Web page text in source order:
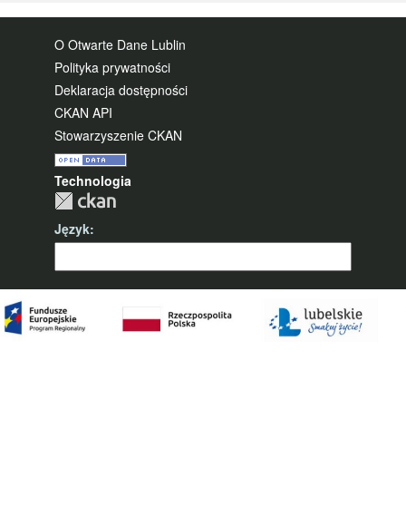
O Otwarte Dane Lublin
Polityka prywatności
Deklaracja dostępności
CKAN API
Stowarzyszenie CKAN
Technologia
Język